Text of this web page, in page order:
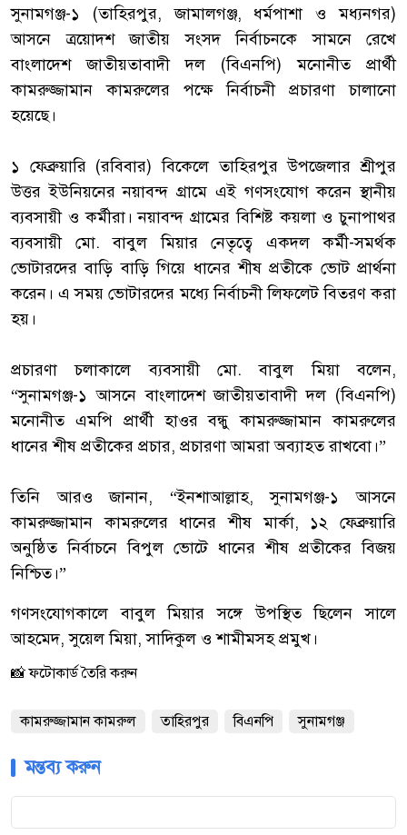
সুনামগঞ্জ-১ (তাহিরপুর, জামালগঞ্জ, ধর্মপাশা ও মধ্যনগর)
আসনে ত্রয়োদশ জাতীয় সংসদ নির্বাচনকে সামনে রেখে
বাংলাদেশ জাতীয়তাবাদী দল (বিএনপি) মনোনীত প্রার্থী
কামরুজ্জামান কামরুলের পক্ষে নির্বাচনী প্রচারণা চালানো
হয়েছে।
১ ফেব্রুয়ারি (রবিবার) বিকেলে তাহিরপুর উপজেলার শ্রীপুর
উত্তর ইউনিয়নের নয়াবন্দ গ্রামে এই গণসংযোগ করেন স্থানীয়
ব্যবসায়ী ও কর্মীরা। নয়াবন্দ গ্রামের বিশিষ্ট কয়লা ও চুনাপাথর
ব্যবসায়ী মো. বাবুল মিয়ার নেতৃত্বে একদল কর্মী-সমর্থক
ভোটারদের বাড়ি বাড়ি গিয়ে ধানের শীষ প্রতীকে ভোট প্রার্থনা
করেন। এ সময় ভোটারদের মধ্যে নির্বাচনী লিফলেট বিতরণ করা
হয়।
‎প্রচারণা চলাকালে ব্যবসায়ী মো. বাবুল মিয়া বলেন,
“সুনামগঞ্জ-১ আসনে বাংলাদেশ জাতীয়তাবাদী দল (বিএনপি)
মনোনীত এমপি প্রার্থী হাওর বন্ধু কামরুজ্জামান কামরুলের
ধানের শীষ প্রতীকের প্রচার, প্রচারণা আমরা অব্যাহত রাখবো।”
‎তিনি আরও জানান, “ইনশাআল্লাহ, সুনামগঞ্জ-১ আসনে
কামরুজ্জামান কামরুলের ধানের শীষ মার্কা, ১২ ফেব্রুয়ারি
অনুষ্ঠিত নির্বাচনে বিপুল ভোটে ধানের শীষ প্রতীকের বিজয়
নিশ্চিত।”
‎গণসংযোগকালে বাবুল মিয়ার সঙ্গে উপস্থিত ছিলেন সালে
আহমেদ, সুয়েল মিয়া, সাদিকুল ও শামীমসহ প্রমুখ।
📸 ফটোকার্ড তৈরি করুন
কামরুজ্জামান কামরুল তাহিরপুর বিএনপি সুনামগঞ্জ
মন্তব্য করুন